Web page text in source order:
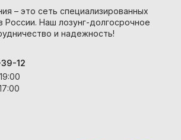
– это сеть специализированных
России. Наш лозунг-долгосрочное
и надежность!
12